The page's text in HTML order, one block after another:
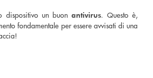
dispositivo un buonantivirus. Questo è,
fondamentale per essere avvisati di una